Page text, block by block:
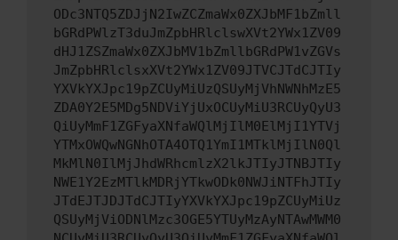
ODc3NTQ5ZDJjN2IwZCZmaWx0ZXJbMF1bZmll
bGRdPWlzT3duJmZpbHRlclswXVt2YWx1ZV09
dHJ1ZSZmaWx0ZXJbMV1bZmllbGRdPW1vZGVs
JmZpbHRlclsxXVt2YWx1ZV09JTVCJTdCJTIy
YXVkYXJpc19pZCUyMiUzQSUyMjVhNWNhMzE5
ZDA0Y2E5MDg5NDViYjUxOCUyMiU3RCUyQyU3
QiUyMmF1ZGFyaXNfaWQlMjIlM0ElMjI1YTVj
YTMxOWQwNGNhOTA4OTQ1YmI1MTklMjIlN0Ql
MkMlN0IlMjJhdWRhcmlzX2lkJTIyJTNBJTIy
NWE1Y2EzMTlkMDRjYTkwODk0NWJiNTFhJTIy
JTdEJTJDJTdCJTIyYXVkYXJpc19pZCUyMiUz
QSUyMjViODNlMzc3OGE5YTUyMzAyNTAwMWM0